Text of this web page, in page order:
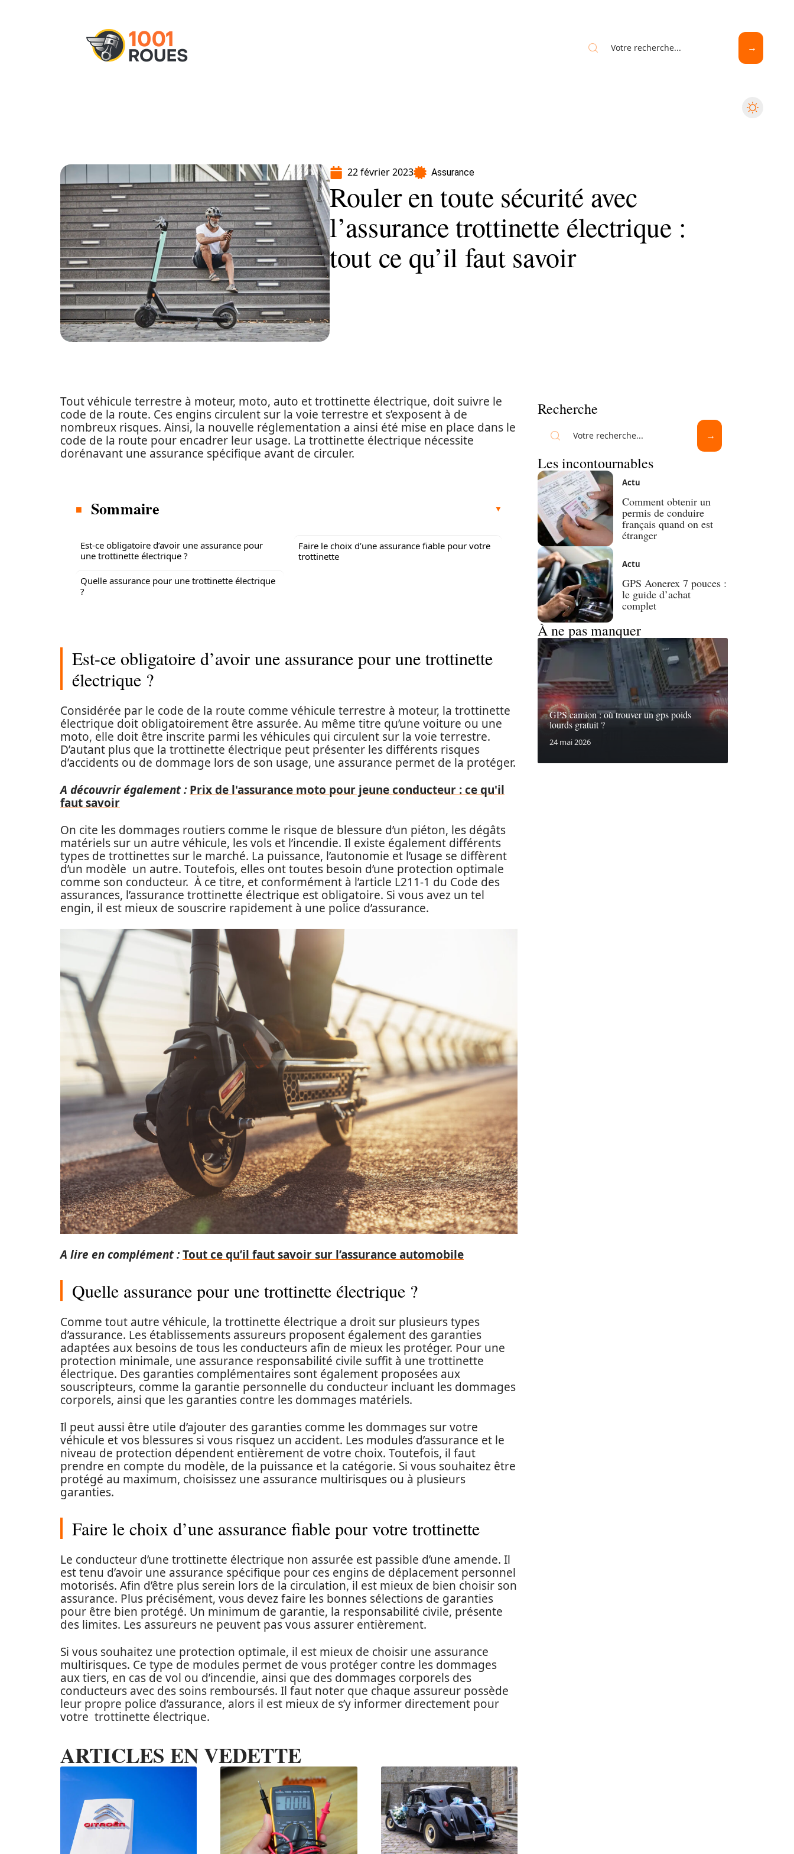
22 février 2023 Assurance
Rouler en toute sécurité avec
l’assurance trottinette électrique :
tout ce qu’il faut savoir
Tout véhicule terrestre à moteur, moto, auto et trottinette électrique, doit suivre le
code de la route. Ces engins circulent sur la voie terrestre et s’exposent à de
nombreux risques. Ainsi, la nouvelle réglementation a ainsi été mise en place dans le
code de la route pour encadrer leur usage. La trottinette électrique nécessite
dorénavant une assurance spécifique avant de circuler.
Sommaire
Est-ce obligatoire d’avoir une assurance pour
une trottinette électrique ?
Quelle assurance pour une trottinette électrique
?
Faire le choix d’une assurance fiable pour votre
trottinette
Est-ce obligatoire d’avoir une assurance pour une trottinette
électrique ?
Considérée par le code de la route comme véhicule terrestre à moteur, la trottinette
électrique doit obligatoirement être assurée. Au même titre qu’une voiture ou une
moto, elle doit être inscrite parmi les véhicules qui circulent sur la voie terrestre.
D’autant plus que la trottinette électrique peut présenter les différents risques
d’accidents ou de dommage lors de son usage, une assurance permet de la protéger.
A découvrir également : Prix de l'assurance moto pour jeune conducteur : ce qu'il
faut savoir
On cite les dommages routiers comme le risque de blessure d’un piéton, les dégâts
matériels sur un autre véhicule, les vols et l’incendie. Il existe également différents
types de trottinettes sur le marché. La puissance, l’autonomie et l’usage se diffèrent
d’un modèle un autre. Toutefois, elles ont toutes besoin d’une protection optimale
comme son conducteur. À ce titre, et conformément à l’article L211-1 du Code des
assurances, l’assurance trottinette électrique est obligatoire. Si vous avez un tel
engin, il est mieux de souscrire rapidement à une police d’assurance.
A lire en complément :Tout ce qu’il faut savoir sur l’assurance automobile
Quelle assurance pour une trottinette électrique ?
Comme tout autre véhicule, la trottinette électrique a droit sur plusieurs types
d’assurance. Les établissements assureurs proposent également des garanties
adaptées aux besoins de tous les conducteurs afin de mieux les protéger. Pour une
protection minimale, une assurance responsabilité civile suffit à une trottinette
électrique. Des garanties complémentaires sont également proposées aux
souscripteurs, comme la garantie personnelle du conducteur incluant les dommages
corporels, ainsi que les garanties contre les dommages matériels.
Il peut aussi être utile d’ajouter des garanties comme les dommages sur votre
véhicule et vos blessures si vous risquez un accident. Les modules d’assurance et le
niveau de protection dépendent entièrement de votre choix. Toutefois, il faut
prendre en compte du modèle, de la puissance et la catégorie. Si vous souhaitez être
protégé au maximum, choisissez une assurance multirisques ou à plusieurs
garanties.
Faire le choix d’une assurance fiable pour votre trottinette
Le conducteur d’une trottinette électrique non assurée est passible d’une amende. Il
est tenu d’avoir une assurance spécifique pour ces engins de déplacement personnel
motorisés. Afin d’être plus serein lors de la circulation, il est mieux de bien choisir son
assurance. Plus précisément, vous devez faire les bonnes sélections de garanties
pour être bien protégé. Un minimum de garantie, la responsabilité civile, présente
des limites. Les assureurs ne peuvent pas vous assurer entièrement.
Si vous souhaitez une protection optimale, il est mieux de choisir une assurance
multirisques. Ce type de modules permet de vous protéger contre les dommages
aux tiers, en cas de vol ou d’incendie, ainsi que des dommages corporels des
conducteurs avec des soins remboursés. Il faut noter que chaque assureur possède
leur propre police d’assurance, alors il est mieux de s’y informer directement pour
votre trottinette électrique.
ARTICLES EN VEDETTE
Recherche
Les incontournables
Actu
Comment obtenir un
permis de conduire
français quand on est
étranger
Actu
GPS Aonerex 7 pouces :
le guide d’achat
complet
À ne pas manquer
GPS camion : où trouver un gps poids
lourds gratuit ?
24 mai 2026